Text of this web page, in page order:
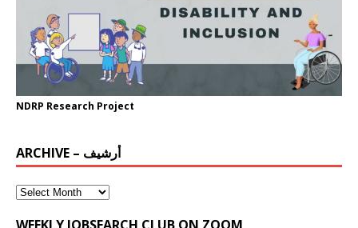
NDRP Research Project
ARCHIVE – أرشيف